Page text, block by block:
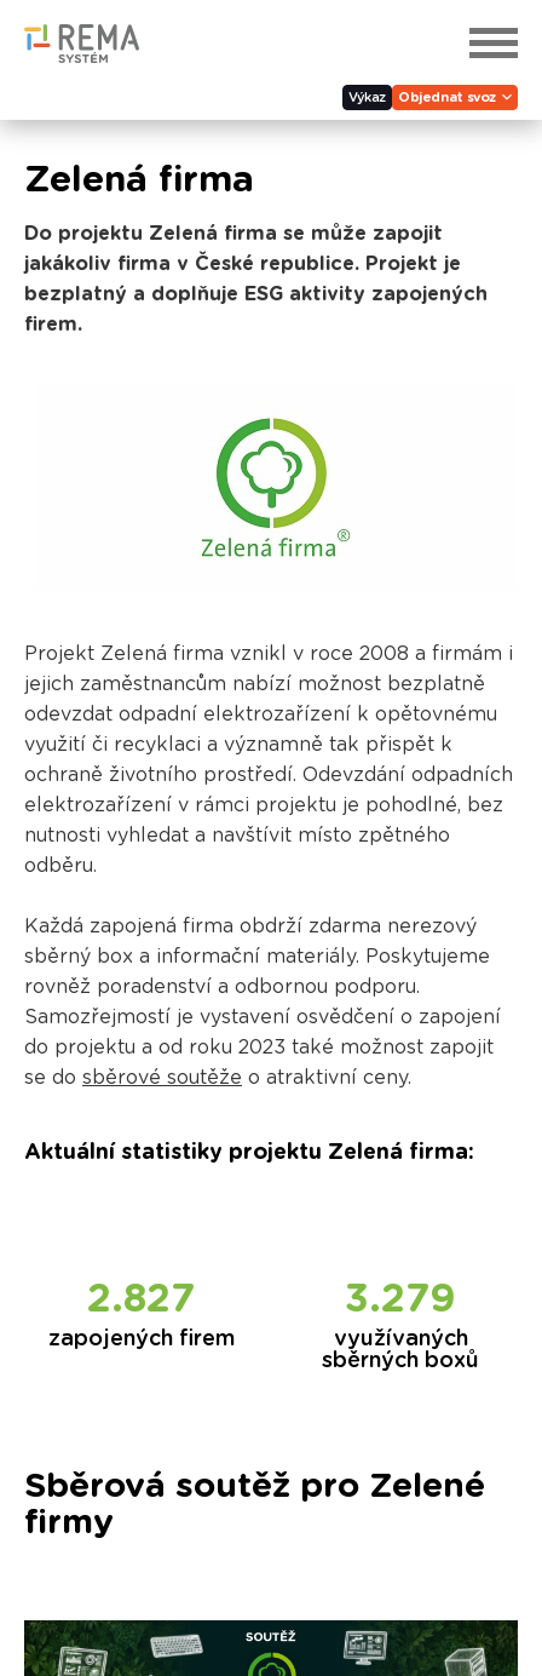
Výkaz Objednat svoz
Zelená firma
Do projektu Zelená firma se může zapojit
jakákoliv firma v České republice. Projekt je
bezplatný a doplňuje ESG aktivity zapojených
firem.
Projekt Zelená firma vznikl v roce 2008 a firmám i
jejich zaměstnancům nabízí možnost bezplatně
odevzdat odpadní elektrozařízení k opětovnému
využití či recyklaci a významně tak přispět k
ochraně životního prostředí. Odevzdání odpadních
elektrozařízení v rámci projektu je pohodlné, bez
nutnosti vyhledat a navštívit místo zpětného
odběru.
Každá zapojená firma obdrží zdarma nerezový
sběrný box a informační materiály. Poskytujeme
rovněž poradenství a odbornou podporu.
Samozřejmostí je vystavení osvědčení o zapojení
do projektu a od roku 2023 také možnost zapojit
se do sběrové soutěže o atraktivní ceny.
Aktuální statistiky projektu Zelená firma:
2.858
zapojených firem
3.327
využívaných
sběrných boxů
Sběrová soutěž pro Zelené
firmy